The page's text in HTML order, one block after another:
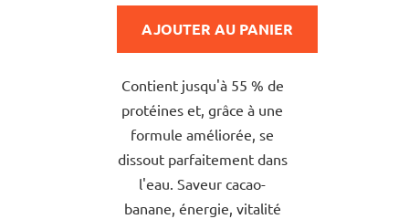
la
mesure:
AJOUTER AU PANIER
Contient jusqu'à 55 % de
protéines et, grâce à une
formule améliorée, se
dissout parfaitement dans
l'eau. Saveur cacao-
banane, énergie, vitalité